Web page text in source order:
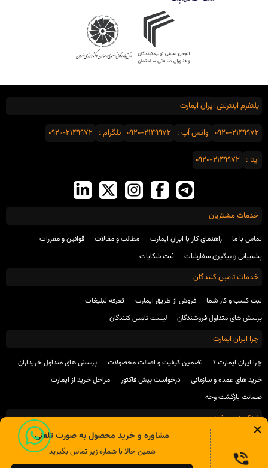
مشاوره و خرید محصول به صورت تلفنی
همین حالا با شماره زیر تماس بگیرید
پلتفرم اینترنتی ایران ایمارت
0920-2149972 واتس اَپ : 0920-2149972 تلگرام : 0920-2149972
ایتا : 0920-2149972
خدمات مشتریان
تماس با ما راهنمای کار با ایران ایمارت مطالب و مقالات
قوانین و مقررات
پشتیبانی و پیگیری سفارشات
ثبت شکایات
خدمات تامین کنندگان
ثبت کسب و کار شما فروش از طریق ایمارت
تعرفه تبلیغات
پرسش های متداول فروشندگان
لیست تامین کنندگان
چرا ایران ایمارت
چرا ایران ایمارت ؟ تضمین کیفیت و اصالت محصولات
پرسش های متداول خریداران
خرید های عمده و سازمانی
درخواست پیش فاکتور
مراحل خرید از ایمارت
ضمانت بازگشت وجه
لینک های مفید
انجمن صنفی تولید کنندگان محصولات شیمیایی ساختمان
انجمن بتن ایران
انجمن بتن آمریکا